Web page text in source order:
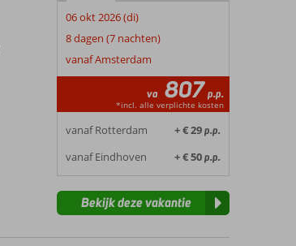
06 okt 2026 (di)
8 dagen (7 nachten)
vanaf Amsterdam
va 807 p.p.
*incl. alle verplichte kosten
vanaf Rotterdam + € 29p.p.
vanaf Eindhoven + € 50p.p.
Bekijk deze vakantie